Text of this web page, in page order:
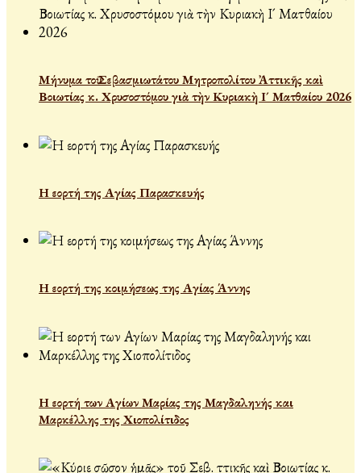
Μήνυμα τοῦ Σεβασμιωτάτου Μητροπολίτου Ἀττικῆς καὶ
Βοιωτίας κ. Χρυσοστόμου γιὰ τὴν Κυριακὴ Ι´ Ματθαίου 2026
Η εορτή της Αγίας Παρασκευής
Η εορτή της κοιμήσεως της Αγίας Άννης
Η εορτή των Αγίων Μαρίας της Μαγδαληνής και
Μαρκέλλης της Χιοπολίτιδος